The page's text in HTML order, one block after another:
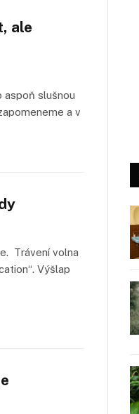
ale
aspoň slušnou
a v
Trávení volna
Výšlap